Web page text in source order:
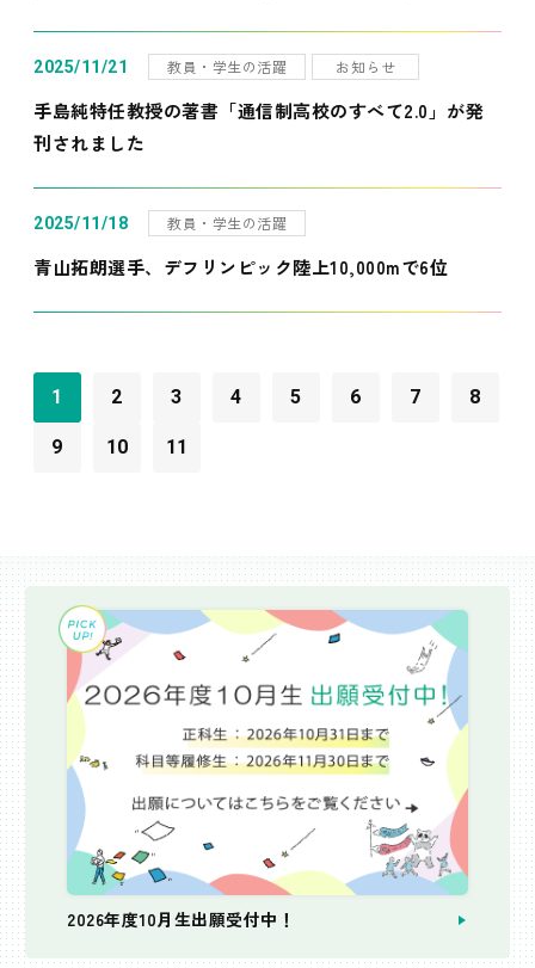
2025/11/21 教員・学生の活躍 お知らせ
手島純特任教授の著書「通信制高校のすべて2.0」が発
刊されました
2025/11/18 教員・学生の活躍
青山拓朗選手、デフリンピック陸上10,000mで6位
1 2 3 4 5 6 7 8
9 10 11
2026年度10月生出願受付中！